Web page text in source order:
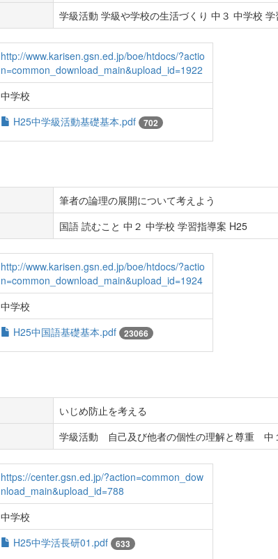
学級活動 学級や学校の生活づくり 中３ 中学校
http://www.karisen.gsn.ed.jp/boe/htdocs/?actio
n=common_download_main&upload_id=1922
中学校
H25中学級活動基礎基本.pdf 702
筆者の論理の展開について考えよう
国語 読むこと 中２ 中学校 学習指導案 H25
http://www.karisen.gsn.ed.jp/boe/htdocs/?actio
n=common_download_main&upload_id=1924
中学校
H25中国語基礎基本.pdf 23066
いじめ防止を考える
学級活動 自己及び他者の個性の理解と尊重
https://center.gsn.ed.jp/?action=common_dow
nload_main&upload_id=788
中学校
H25中学活長研01.pdf 633